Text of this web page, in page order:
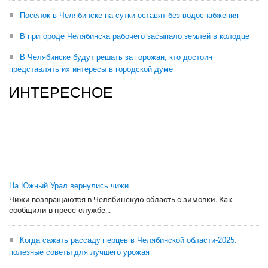
Поселок в Челябинске на сутки оставят без водоснабжения
В пригороде Челябинска рабочего засыпало землей в колодце
В Челябинске будут решать за горожан, кто достоин
представлять их интересы в городской думе
ИНТЕРЕСНОЕ
На Южный Урал вернулись чижи
Чижи возвращаются в Челябинскую область с зимовки. Как
сообщили в пресс-службе...
Когда сажать рассаду перцев в Челябинской области-2025:
полезные советы для лучшего урожая